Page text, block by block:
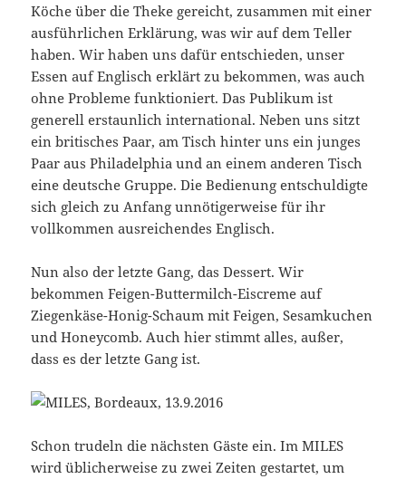
Köche über die Theke gereicht, zusammen mit einer
ausführlichen Erklärung, was wir auf dem Teller
haben. Wir haben uns dafür entschieden, unser
Essen auf Englisch erklärt zu bekommen, was auch
ohne Probleme funktioniert. Das Publikum ist
generell erstaunlich international. Neben uns sitzt
ein britisches Paar, am Tisch hinter uns ein junges
Paar aus Philadelphia und an einem anderen Tisch
eine deutsche Gruppe. Die Bedienung entschuldigte
sich gleich zu Anfang unnötigerweise für ihr
vollkommen ausreichendes Englisch.
Nun also der letzte Gang, das Dessert. Wir
bekommen Feigen-Buttermilch-Eiscreme auf
Ziegenkäse-Honig-Schaum mit Feigen, Sesamkuchen
und Honeycomb. Auch hier stimmt alles, außer,
dass es der letzte Gang ist.
Schon trudeln die nächsten Gäste ein. Im MILES
wird üblicherweise zu zwei Zeiten gestartet, um